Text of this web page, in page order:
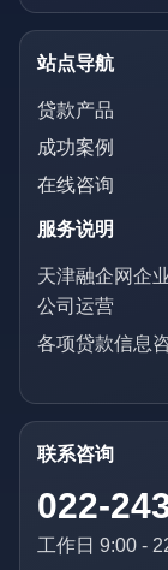
站点导航
贷款产品
成功案例
在线咨询
服务说明
天津融企网企
公司运营
各项贷款信息
联系咨询
022-
工作日 9:00 -